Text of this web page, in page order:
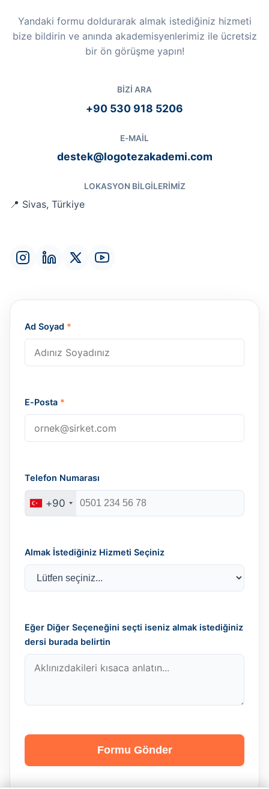
Yandaki formu doldurarak almak istediğiniz hizmeti
bize bildirin ve anında akademisyenlerimiz ile ücretsiz
bir ön görüşme yapın!
BIZI ARA
+90 530 918 5206
E-MAIL
destek@logotezakademi.com
LOKASYON BILGILERIMIZ
📍 Sivas, Türkiye
Ad Soyad *
E-Posta *
Telefon Numarası
+90
Almak İstediğiniz Hizmeti Seçiniz
Eğer Diğer Seçeneğini seçti iseniz almak istediğiniz
dersi burada belirtin
Formu Gönder